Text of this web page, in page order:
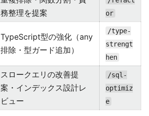
務整理を提案
or
TypeScript型の強化（any
排除・型ガード追加）
/type-
strengt
hen
スロークエリの改善提
案・インデックス設計レ
ビュー
/sql-
optimiz
e